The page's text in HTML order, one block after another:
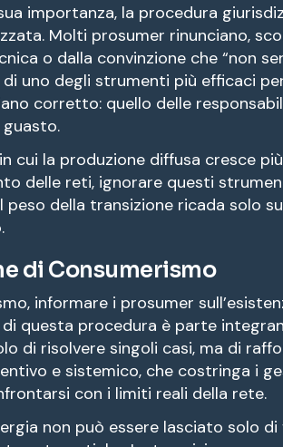
importanza, la procedura
Molti prosumer rinunciano,
o dalla convinzione che “non
uno degli strumenti più efficaci
corretto: quello delle
cui la produzione diffusa cresce
delle reti, ignorare questi
peso della transizione ricada solo
di Consumerismo
informare i prosumer
questa procedura è parte
di risolvere singoli casi, ma di
e sistemico, che costringa i
con i limiti reali della rete.
non può essere lasciato solo